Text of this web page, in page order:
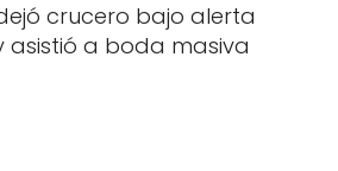
crucero bajo alerta
asistió a boda masiva